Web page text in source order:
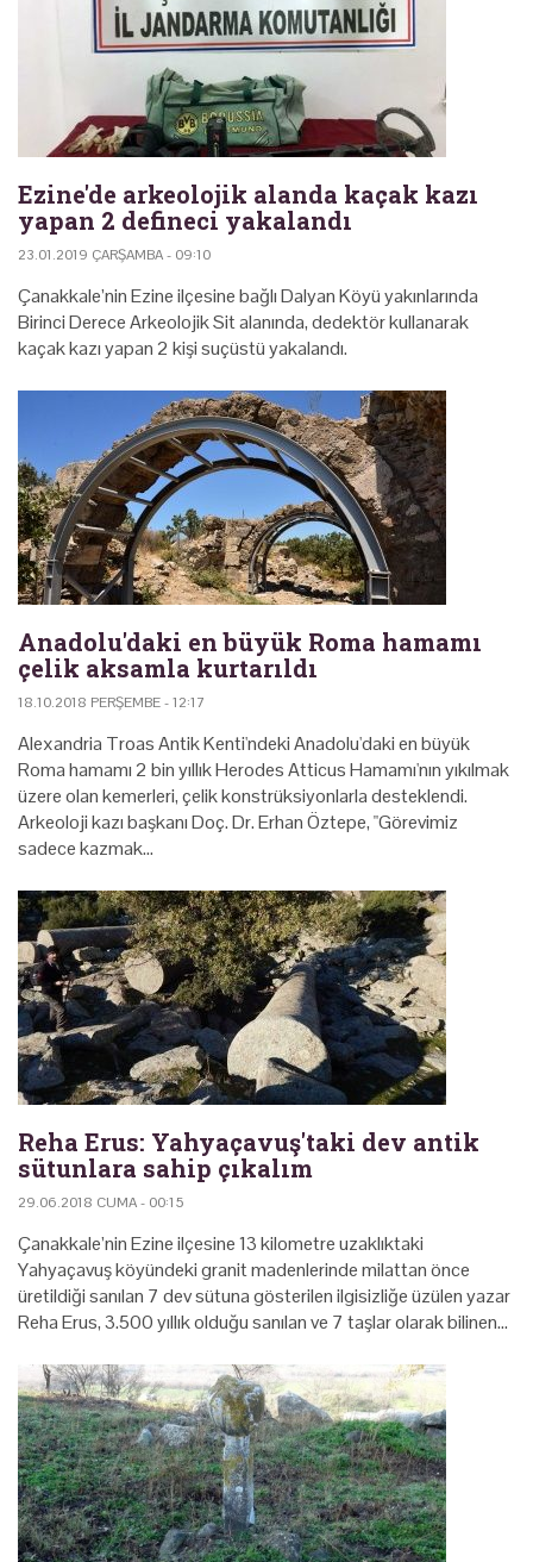
Ezine'de arkeolojik alanda kaçak kazı
yapan 2 defineci yakalandı
23.01.2019 ÇARŞAMBA - 09:10
Çanakkale’nin Ezine ilçesine bağlı Dalyan Köyü yakınlarında
Birinci Derece Arkeolojik Sit alanında, dedektör kullanarak
kaçak kazı yapan 2 kişi suçüstü yakalandı.
Anadolu'daki en büyük Roma hamamı
çelik aksamla kurtarıldı
18.10.2018 PERŞEMBE - 12:17
Alexandria Troas Antik Kenti'ndeki Anadolu'daki en büyük
Roma hamamı 2 bin yıllık Herodes Atticus Hamamı'nın yıkılmak
üzere olan kemerleri, çelik konstrüksiyonlarla desteklendi.
Arkeoloji kazı başkanı Doç. Dr. Erhan Öztepe, "Görevimiz
sadece kazmak…
Reha Erus: Yahyaçavuş'taki dev antik
sütunlara sahip çıkalım
29.06.2018 CUMA - 00:15
Çanakkale’nin Ezine ilçesine 13 kilometre uzaklıktaki
Yahyaçavuş köyündeki granit madenlerinde milattan önce
üretildiği sanılan 7 dev sütuna gösterilen ilgisizliğe üzülen yazar
Reha Erus, 3.500 yıllık olduğu sanılan ve 7 taşlar olarak bilinen…